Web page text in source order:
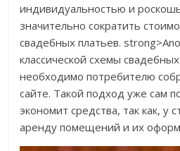
индивидуальностью и
значительно сократить
свадебных платьев.
классической схемы
необходимо потребителю
сайте. Такой подход уже сам
экономит средства, так как, у
аренду помещений и их